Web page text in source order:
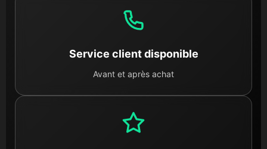
Service client disponible
Avant et après achat